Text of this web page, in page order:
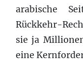
arabische
Rückkehr-
sie ja
eine